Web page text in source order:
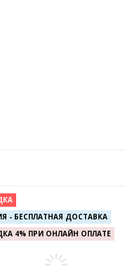
- БЕСПЛАТНАЯ ДОСТАВКА
4% ПРИ ОНЛАЙН ОПЛАТЕ